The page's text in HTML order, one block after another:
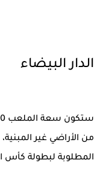
الدار البيضاء
من الأراضي غير
المطلوبة لبطولة كأس